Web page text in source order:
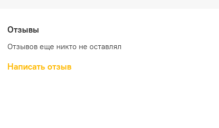
Отзывы
Отзывов еще никто не оставлял
Написать отзыв